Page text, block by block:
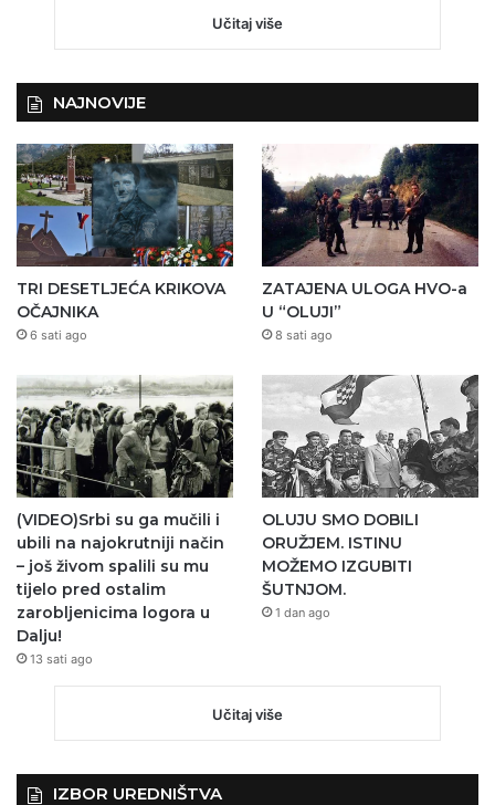
Učitaj više
NAJNOVIJE
TRI DESETLJEĆA KRIKOVA
OČAJNIKA
6 sati ago
ZATAJENA ULOGA HVO-a
U “OLUJI”
8 sati ago
(VIDEO)Srbi su ga mučili i
ubili na najokrutniji način
– još živom spalili su mu
tijelo pred ostalim
zarobljenicima logora u
Dalju!
13 sati ago
OLUJU SMO DOBILI
ORUŽJEM. ISTINU
MOŽEMO IZGUBITI
ŠUTNJOM.
1 dan ago
Učitaj više
IZBOR UREDNIŠTVA